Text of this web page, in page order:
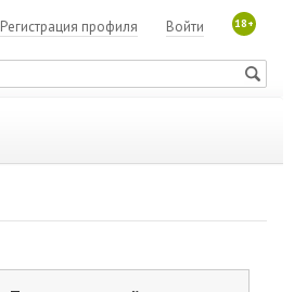
18+
Войти
Регистрация профиля